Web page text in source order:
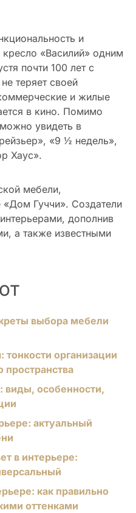
и
кресло «Василий» одним
почти 100 лет с
теряет своей
и жилые
в кино. Помимо
увидеть в
«9 ½ недель»,
Хаус».
мебели,
«Дом Гуччи». Создатели
дополнив
а также известными
выбора мебели
тонкости организации
пространства
виды, особенности,
актуальный
в интерьере:
как правильно
оттенками